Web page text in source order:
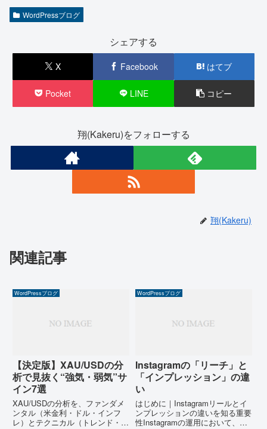
WordPressブログ
シェアする
X Facebook はてブ
Pocket LINE コピー
翔(Kakeru)をフォローする
翔(Kakeru)
関連記事
WordPressブログ
【決定版】XAU/USDの分
析で見抜く“強気・弱気”サ
イン7選
XAU/USDの分析を、ファンダメ
ンタル（米金利・ドル・インフ
レ）とテクニカル（トレンド・節
WordPressブログ
Instagramの「リーチ」と
「インプレッション」の違
い
はじめに｜Instagramリールとイ
ンプレッションの違いを知る重要
性Instagramの運用において、